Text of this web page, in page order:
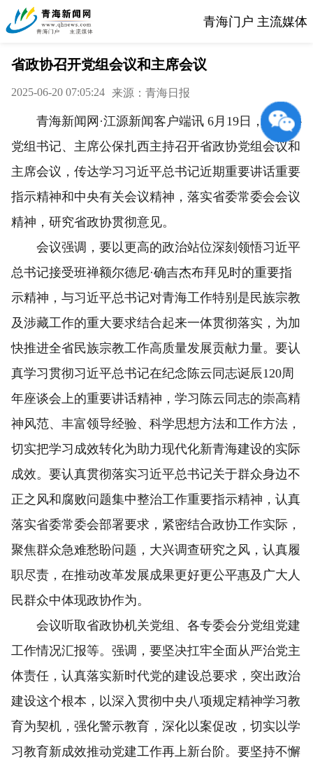
青海门户 主流媒体
省政协召开党组会议和主席会议
2025-06-20 07:05:24 来源：青海日报
青海新闻网·江源新闻客户端讯 6月19日，省政协
党组书记、主席公保扎西主持召开省政协党组会议和
主席会议，传达学习习近平总书记近期重要讲话重要
指示精神和中央有关会议精神，落实省委常委会会议
精神，研究省政协贯彻意见。
会议强调，要以更高的政治站位深刻领悟习近平
总书记接受班禅额尔德尼·确吉杰布拜见时的重要指
示精神，与习近平总书记对青海工作特别是民族宗教
及涉藏工作的重大要求结合起来一体贯彻落实，为加
快推进全省民族宗教工作高质量发展贡献力量。要认
真学习贯彻习近平总书记在纪念陈云同志诞辰120周
年座谈会上的重要讲话精神，学习陈云同志的崇高精
神风范、丰富领导经验、科学思想方法和工作方法，
切实把学习成效转化为助力现代化新青海建设的实际
成效。要认真贯彻落实习近平总书记关于群众身边不
正之风和腐败问题集中整治工作重要指示精神，认真
落实省委常委会部署要求，紧密结合政协工作实际，
聚焦群众急难愁盼问题，大兴调查研究之风，认真履
职尽责，在推动改革发展成果更好更公平惠及广大人
民群众中体现政协作为。
会议听取省政协机关党组、各专委会分党组党建
工作情况汇报等。强调，要坚决扛牢全面从严治党主
体责任，认真落实新时代党的建设总要求，突出政治
建设这个根本，以深入贯彻中央八项规定精神学习教
育为契机，强化警示教育，深化以案促改，切实以学
习教育新成效推动党建工作再上新台阶。要坚持不懈